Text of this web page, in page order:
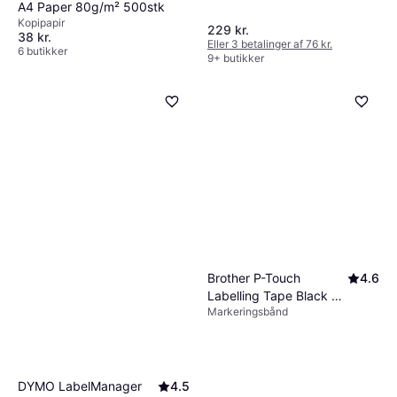
A4 Paper 80g/m² 500stk
Kopipapir
38 kr.
6 butikker
229 kr.
Eller 3 betalinger af 76 kr.
9+ butikker
DYMO LabelManager
4.5
Brother P-Touch
Labelling Tape Black on
White 1.2cmx8m
4.6
Markeringsbånd